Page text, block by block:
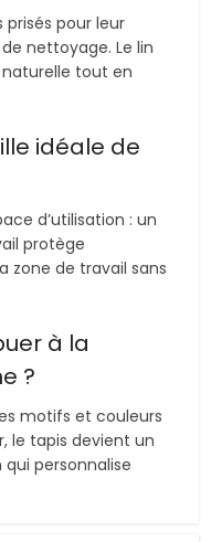
pour leur
nettoyage. Le lin
tout en
idéale de
d’utilisation : un
protège
zone de travail sans
à la
?
motifs et couleurs
le tapis devient un
personnalise